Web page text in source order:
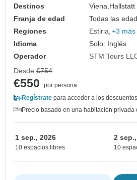
Destinos
Viena, Hallstatt
Franja de edad
Todas las
Regiones
Estiria +3 más
Idioma
Solo: Inglés
Operador
STM Tours
Desde €754
€550
por persona
Regístrate para acceder a los descuentos
Precio basado en una habitación privada
1 sep., 2026
10 espacios libres
2
10